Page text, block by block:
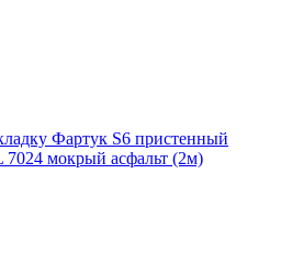
Фартук S6 пристенный
мокрый асфальт (2м)